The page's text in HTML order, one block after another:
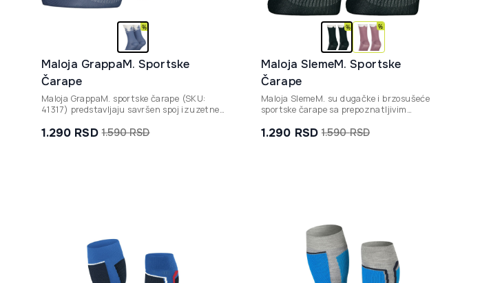
Maloja GrappaM. Sportske
Čarape
1.590RSD
Originalna
1.290 RSD
Trenutna
Maloja GrappaM. sportske čarape (SKU:
41317) predstavljaju savršen spoj izuzetne
dizajna inspirisanog prirodom.
Maloja SlemeM. Sportske
Čarape
1.590RSD
Originalna
1.290 RSD
Trenutna
Maloja SlemeM. su dugačke i brzosušeće
sportske čarape sa prepoznatljivim
elastične mešavine najlona koja garantuje